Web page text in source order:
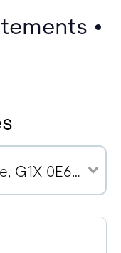
•
950 Avenue de Bourgogne, G1X 0E6 (10)